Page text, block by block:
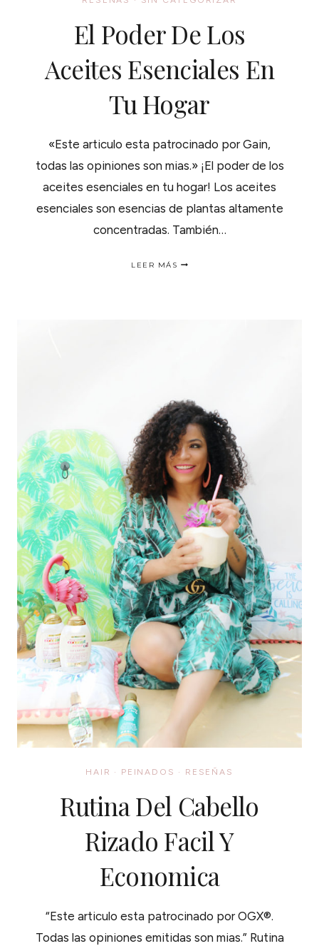
El Poder De Los
Aceites Esenciales En
Tu Hogar
«Este articulo esta patrocinado por Gain,
todas las opiniones son mias.» ¡El poder de los
aceites esenciales en tu hogar! Los aceites
esenciales son esencias de plantas altamente
concentradas. También…
LEER MÁS
HAIR · PEINADOS · RESEÑAS
Rutina Del Cabello
Rizado Facil Y
Economica
“Este articulo esta patrocinado por OGX®.
Todas las opiniones emitidas son mias.” Rutina